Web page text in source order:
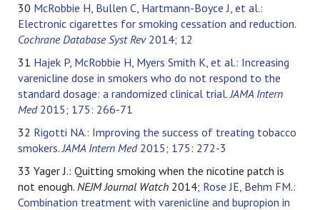
30 McRobbie H, Bullen C, Hartmann-Boyce J, et al.:
Electronic cigarettes for smoking cessation and reduction.
Cochrane Database Syst Rev2014; 12
31 Hajek P, McRobbie H, Myers Smith K, et al.: Increasing
varenicline dose in smokers who do not respond to the
standard dosage: a randomized clinical trial.JAMA Intern
Med2015; 175: 266-71
32 Rigotti NA.: Improving the success of treating tobacco
smokers.JAMA Intern Med2015; 175: 272-3
33 Yager J.: Quitting smoking when the nicotine patch is
not enough. NEJM Journal Watch 2014; Rose JE, Behm FM.:
Combination treatment with varenicline and bupropion in